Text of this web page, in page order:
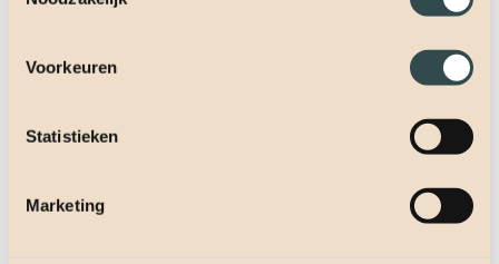
Voorkeuren
Statistieken
Marketing